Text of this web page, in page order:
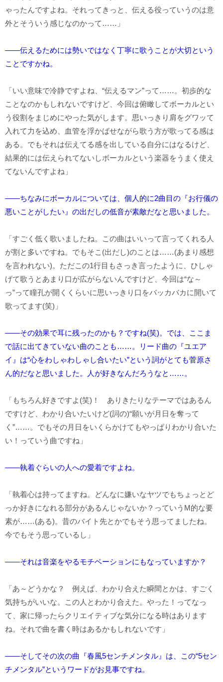
ゃったんですよね。それってきっと、伝える役っていうのは意
外とそういう感じなのかって……」
――伝えるためには勢いではなく丁寧に歌うことが大切という
ことですかね。
「いい意味で冷静ですよね、“伝えるマン”って……。初歩的な
ことなのかもしれないですけど、今回は俯瞰してボーカルとい
う役割をまじめにやった気がします。思いっきり肩をグワッて
入れて力を込め、血管を浮かばせながら歌う方が歌ってる感は
ある。でもそれは伝えてる感を出している自分にはなるけど、
結果的には伝えられてないしボーカルという楽器をうまく使え
てないんですよね」
――ちなみにボーカルについては、個人的に2曲目の『お行儀の
悪いことがしたい』の出だしの低音が素敵だなと思いました。
「すごく低く歌いましたね。この曲はいいって言ってくれる人
が割と多いですね。でもそこ(出だし)のことは……(あまり感想
を言われない)。ただこの1行目もさっき言ったように、ひしゃ
げて歌うとあまり口が広がらないんですけど、今回は“な～
っ”って瞳孔が開くくらいに思いっきり口をバッカバカに開いて
歌ってます(笑)」
――その効果で耳に残ったのかも？ですね(笑)。では、ここま
で話に出てきていない曲のことも……。リード曲の『ユエア
イ』は“心をわしゃわしゃし合いたい”という詞がとても菅原さ
ん的だなと思いました。人が好きなんだろうなと……。
「もちろん好きですよ(笑)！ ありきたりなテーマではあるん
ですけど、わかり合いたいけど(詞の)“願いが月日を奪って
く”……。でもその月日をいくらかけてもやっぱりわかり合いた
い！っていう曲ですね」
――執着ぐらいの人への愛着ですよね。
「執着心は持ってますね。どんなに嫌いなヤツでもちょっとど
っか好きになれる部分があるんじゃないか？っていうM的な要
素が……(ある)。昔のバイト先とかでもそう思ってましたね。
今でもそう思っているし」
――それは音楽をやるモチベーションにもなっていますか？
「あ～どうかな？ 例えば、わかり合えた瞬間とかは、すごく
気持ちがいいな。この人とわかり合えた。やった！ってなっ
て、家に帰ったらクリエイティブな気分になる時はあります
ね。それで曲を書く時はあるかもしれないです」
――そしてその次の曲『春風5センチメンタル』は、この“5セン
チメンタル”というワードがお見事ですね。